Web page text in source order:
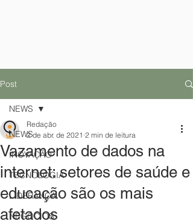
Post
NEWS
INOVAÇÃO
TECNOLOGIA
LIDERANÇA
NEGÓCIOS
NEWS
Vazamento de dados na
internet: setores de saúde e
educação são os mais
afetados
Redação
2 de abr. de 2021 2 min de leitura